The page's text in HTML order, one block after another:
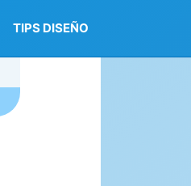
TIPS DISEÑO